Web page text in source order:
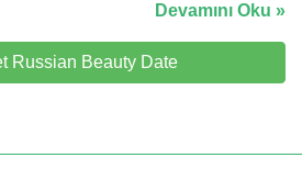
Devamını Oku »
Russian Beauty Date